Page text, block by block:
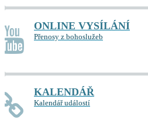
ONLINE VYSÍLÁNÍ
Přenosy z bohoslužeb
KALENDÁŘ
Kalendář událostí